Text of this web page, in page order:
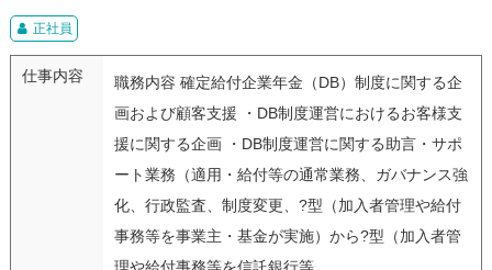
正社員
仕事内容
職務内容 確定給付企業年金（DB）制度に関する企
画および顧客支援 ・DB制度運営におけるお客様支
援に関する企画 ・DB制度運営に関する助言・サポ
ート業務（適用・給付等の通常業務、ガバナンス強
化、行政監査、制度変更、?型（加入者管理や給付
事務等を事業主・基金が実施）から?型（加入者管
理や給付事務等を信託銀行等...